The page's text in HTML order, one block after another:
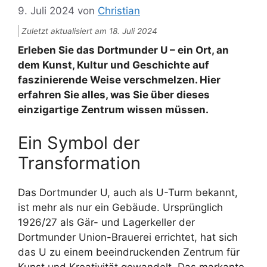
9. Juli 2024 von Christian
Zuletzt aktualisiert am 18. Juli 2024
Erleben Sie das Dortmunder U – ein Ort, an
dem Kunst, Kultur und Geschichte auf
faszinierende Weise verschmelzen. Hier
erfahren Sie alles, was Sie über dieses
einzigartige Zentrum wissen müssen.
Ein Symbol der
Transformation
Das Dortmunder U, auch als U-Turm bekannt,
ist mehr als nur ein Gebäude. Ursprünglich
1926/27 als Gär- und Lagerkeller der
Dortmunder Union-Brauerei errichtet, hat sich
das U zu einem beeindruckenden Zentrum für